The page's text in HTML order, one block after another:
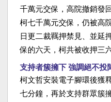
千萬元交保，高院撤銷發
柯七千萬元交保，仍被高
日更二裁羈押禁見、並延
保的六天，柯共被收押三
支持者簇擁下 強調絕不投
柯文哲安裝電子腳環後獲
七分鐘，再於支持群眾簇